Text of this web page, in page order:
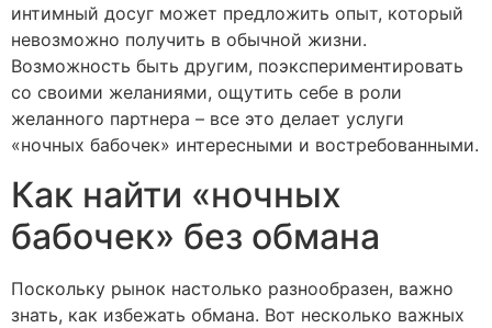
интимный досуг может предложить опыт, который
невозможно получить в обычной жизни.
Возможность быть другим, поэкспериментировать
со своими желаниями, ощутить себе в роли
желанного партнера – все это делает услуги
«ночных бабочек» интересными и востребованными.
Как найти «ночных
бабочек» без обмана
Поскольку рынок настолько разнообразен, важно
знать, как избежать обмана. Вот несколько важных